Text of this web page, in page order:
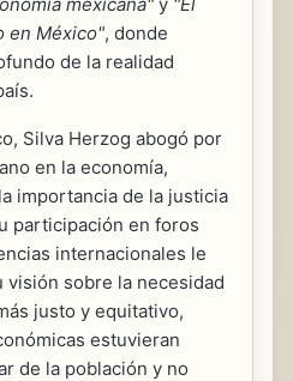
en México", donde
de la realidad
Silva Herzog abogó por
en la economía,
importancia de la justicia
participación en foros
internacionales le
sobre la necesidad
justo y equitativo,
estuvieran
de la población y no